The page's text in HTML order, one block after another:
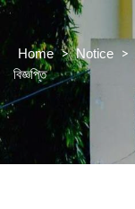
Home > Notice >
বিজ্ঞপ্তি